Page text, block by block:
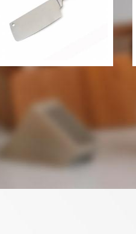
Топорик для мяса
Berghoff Coda, 20 см
614 грн